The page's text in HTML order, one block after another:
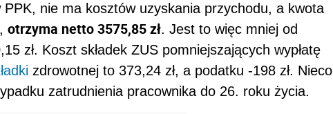
nie ma kosztów uzyskania przychodu, a kwota
otrzyma netto 3575,85 zł. Jest to więc mniej od
zł. Koszt składek ZUS pomniejszających wypłatę
zdrowotnej to 373,24 zł, a podatku -198 zł. Nieco
zatrudnienia pracownika do 26. roku życia.